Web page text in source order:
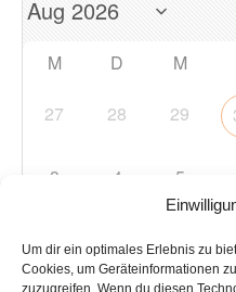
Um dir ein optimales Erlebnis zu
Cookies, um Geräteinformationen
zuzugreifen. Wenn du diesen
M D M
27 28 29
3 4 5
10 11 12